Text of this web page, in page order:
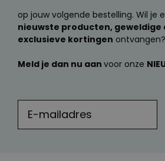
op jouw volgende bestelling. Wil je
nieuwste producten, geweldige
exclusieve kortingen ontvangen?
Meld je dan nu aan voor onze